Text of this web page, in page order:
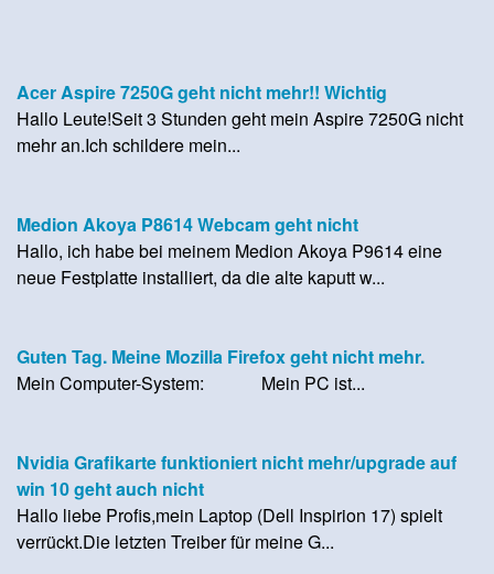
Acer Aspire 7250G geht nicht mehr!! Wichtig
Hallo Leute!Seit 3 Stunden geht mein Aspire 7250G nicht
mehr an.Ich schildere mein...
Medion Akoya P8614 Webcam geht nicht
Hallo, ich habe bei meinem Medion Akoya P9614 eine
neue Festplatte installiert, da die alte kaputt w...
Guten Tag. Meine Mozilla Firefox geht nicht mehr.
Mein Computer-System: Mein PC ist...
Nvidia Grafikarte funktioniert nicht mehr/upgrade auf
win 10 geht auch nicht
Hallo liebe Profis,mein Laptop (Dell Inspirion 17) spielt
verrückt.Die letzten Treiber für meine G...